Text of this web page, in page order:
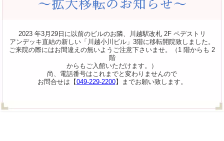
2023 年3月29日に以前のビルのお隣、川越駅改札 2F ペデストリ
アンデッキ直結の新しい「川越小川ビル」3階に移転開院致しました。
ご来院の際にはお間違えの無いようご注意下さいませ。（1 階からも 2
階
からもご入館いただけます。）
尚、電話番号はこれまでと変わりませんので
お問合せは【049-229-2200】までお願い致します。